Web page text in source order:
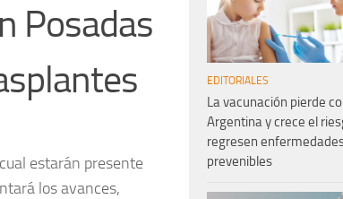
Posadas
estarán presente
los avances,
EDITORIALES
La vacunación pierde
Argentina y crece el
regresen
prevenibles